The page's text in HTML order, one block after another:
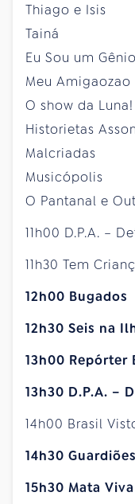
Thiago e Isis
Tainá
Eu Sou um Gênio
Meu Amigaozao
O show da Luna!
Historietas
Malcriadas
Musicópolis
O Pantanal e
11h00 D.P.A. –
11h30 Tem
12h00 Bugados
12h30 Seis na
13h00 Repórter
13h30 D.P.A. –
14h00 Brasil
14h30
15h30 Mata Viva